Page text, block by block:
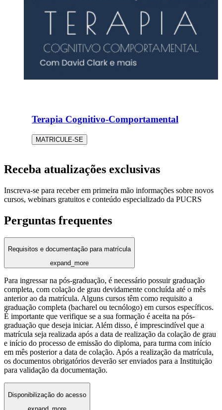
Terapia Cognitivo-Comportamental
MATRICULE-SE
Receba atualizações exclusivas
Inscreva-se para receber em primeira mão informações sobre novos
cursos, webinars gratuitos e conteúdo especializado da PUCRS
Perguntas frequentes
Requisitos e documentação para matrícula
expand_more
Para ingressar na pós-graduação, é necessário possuir graduação
completa, com colação de grau devidamente concluída até o mês
anterior ao da matrícula. Alguns cursos têm como requisito a
graduação completa (bacharel ou tecnólogo) em cursos específicos.
É importante que verifique se a sua formação é aceita na pós-
graduação que deseja iniciar. Além disso, é imprescindível que a
matrícula seja realizada após a data de realização da colação de grau
e início do processo de emissão do diploma, para turma com início
em mês posterior a data de colação. Após a realização da matrícula,
os documentos obrigatórios deverão ser enviados para a Instituição
para validação da documentação.
Disponibilização do acesso